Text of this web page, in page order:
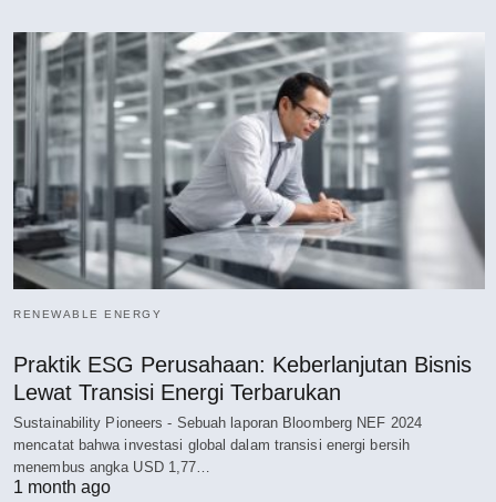
RENEWABLE ENERGY
Praktik ESG Perusahaan: Keberlanjutan Bisnis
Lewat Transisi Energi Terbarukan
Sustainability Pioneers - Sebuah laporan Bloomberg NEF 2024
mencatat bahwa investasi global dalam transisi energi bersih
menembus angka USD 1,77…
1 month ago